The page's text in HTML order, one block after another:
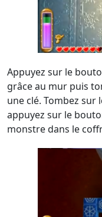
Appuyez sur le
grâce au mur puis
une clé. Tombez
appuyez sur le
monstre dans le